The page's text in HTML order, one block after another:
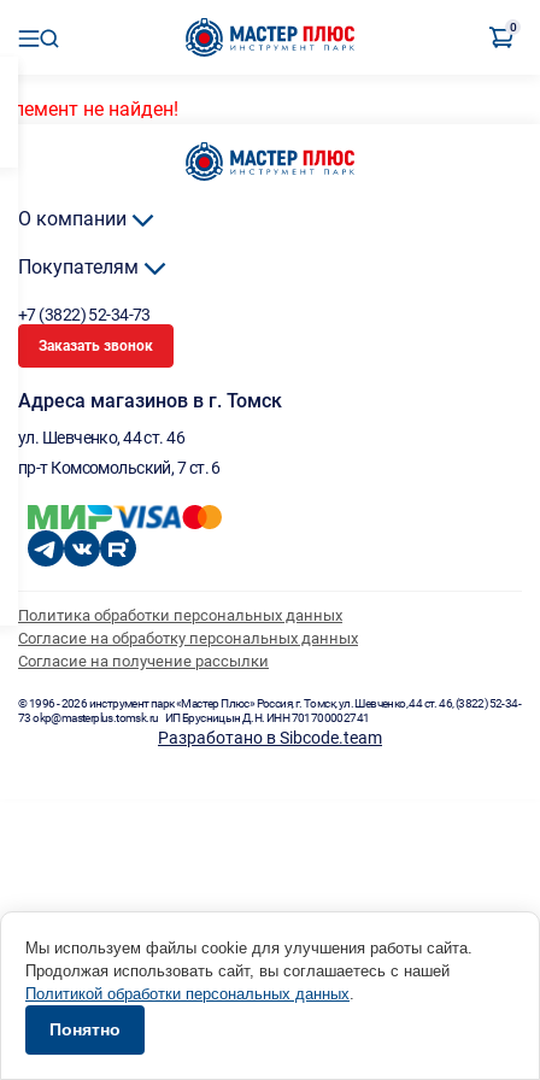
0
Элемент не найден!
О компании
Покупателям
+7 (3822) 52-34-73
Заказать звонок
Адреса магазинов в г. Томск
ул. Шевченко, 44 ст. 46
пр-т Комсомольский, 7 ст. 6
Политика обработки персональных данных
Согласие на обработку персональных данных
Согласие на получение рассылки
© 1996 - 2026 инструмент парк «Мастер Плюс» Россия, г. Томск, ул. Шевченко, 44 ст. 46, (3822) 52-34-
73 okp@masterplus.tomsk.ru ИП Брусницын Д.Н. ИНН 701700002741
Разработано в Sibcode.team
Мы используем файлы cookie для улучшения работы сайта.
Продолжая использовать сайт, вы соглашаетесь с нашей
Политикой обработки персональных данных.
Понятно